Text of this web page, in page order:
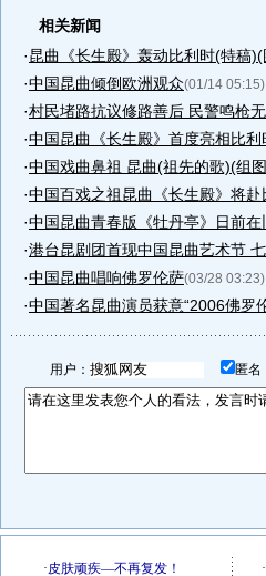
相关新闻
·昆曲《长生殿》轰动比利时(特稿)(
·中国昆曲倾倒欧洲观众(01/14 05:15)
·村民堵路抗议修路善后 民警鸣枪
·中国昆曲《长生殿》首度亮相比利
·中国戏曲鼻祖 昆曲(祖先的歌)(组
·中国百戏之祖昆曲《长生殿》将赴
·中国昆曲青春版《牡丹亭》日前在
·港台昆剧团首现中国昆曲艺术节
·中国昆曲唱响佛罗伦萨(03/28 03:23)
·中国著名昆曲演员获意“2006佛罗
用户： 匿